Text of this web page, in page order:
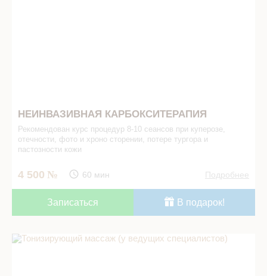
НЕИНВАЗИВНАЯ КАРБОКСИТЕРАПИЯ
Рекомендован курс процедур 8-10 сеансов при куперозе,
отечности, фото и хроно сторении, потере тургора и
пастозности кожи
4 500 60 мин Подробнее
Записаться В подарок!
Тонизирующий массаж (у ведущих специалистов) в СПА